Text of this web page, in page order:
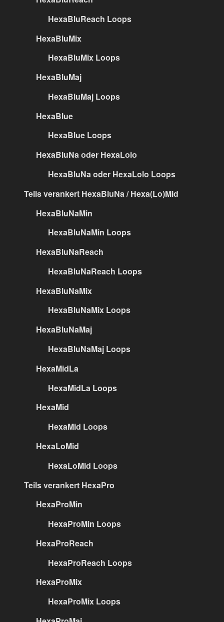
HexaBluReach Loops
HexaBluMix
HexaBluMix Loops
HexaBluMaj
HexaBluMaj Loops
HexaBlue
HexaBlue Loops
HexaBluNa oder HexaLolo
HexaBluNa oder HexaLolo Loops
Teils verankert HexaBluNa / Hexa(Lo)Mid
HexaBluNaMin
HexaBluNaMin Loops
HexaBluNaReach
HexaBluNaReach Loops
HexaBluNaMix
HexaBluNaMix Loops
HexaBluNaMaj
HexaBluNaMaj Loops
HexaMidLa
HexaMidLa Loops
HexaMid
HexaMid Loops
HexaLoMid
HexaLoMid Loops
Teils verankert HexaPro
HexaProMin
HexaProMin Loops
HexaProReach
HexaProReach Loops
HexaProMix
HexaProMix Loops